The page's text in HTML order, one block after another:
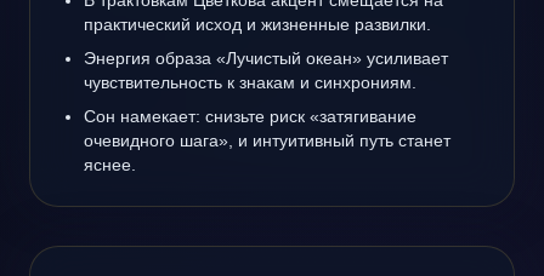
практический исход и жизненные развилки.
Энергия образа «Лучистый океан» усиливает
чувствительность к знакам и синхрониям.
Сон намекает: снизьте риск «затягивание
очевидного шага», и интуитивный путь станет
яснее.